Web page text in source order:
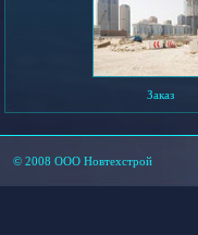
Заказ
© 2008 ООО Новтехстрой